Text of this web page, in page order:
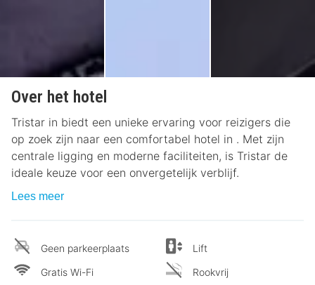
Over het hotel
Tristar in biedt een unieke ervaring voor reizigers die
op zoek zijn naar een comfortabel hotel in . Met zijn
centrale ligging en moderne faciliteiten, is Tristar de
ideale keuze voor een onvergetelijk verblijf.
Lees meer
Geen parkeerplaats
Gratis Wi-Fi
Lift
Rookvrij